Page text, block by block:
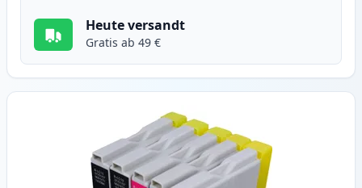
Heute versandt
Gratis ab 49 €